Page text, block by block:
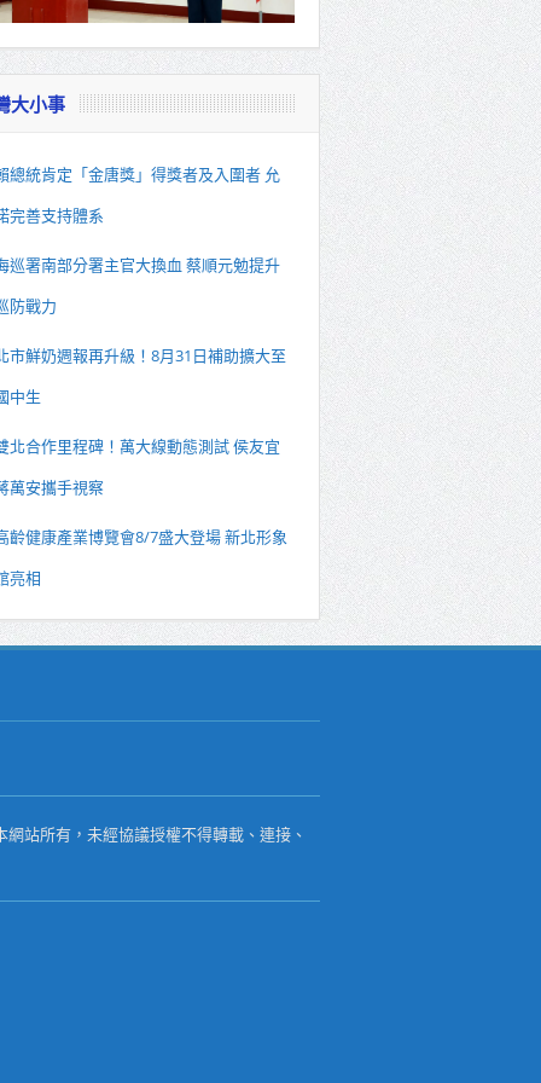
大小事
總統肯定「金唐獎」得獎者及入圍者 允
完善支持體系
巡署南部分署主官大換血 蔡順元勉提升
防戰力
市鮮奶週報再升級！8月31日補助擴大至
中生
北合作里程碑！萬大線動態測試 侯友宜
萬安攜手視察
齡健康產業博覽會8/7盛大登場 新北形象
亮相
站所有，未經協議授權不得轉載、連接、